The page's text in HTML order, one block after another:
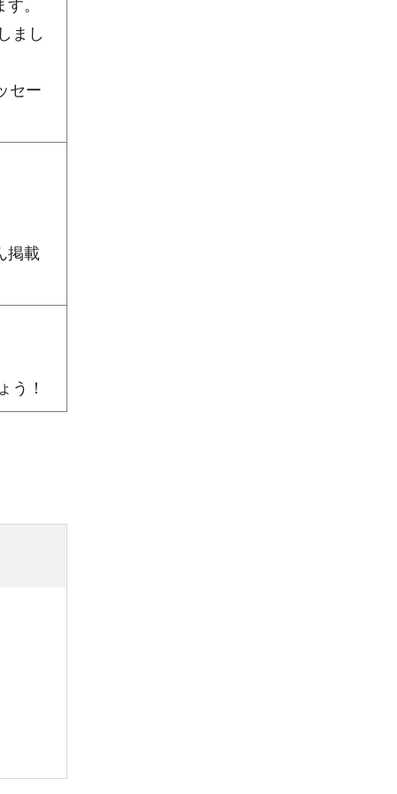
。
まし
セー
掲載
う！